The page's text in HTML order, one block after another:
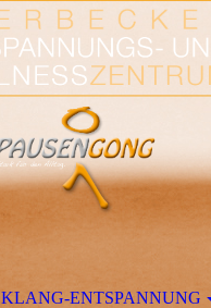
KLANG-ENTSPANNUNG